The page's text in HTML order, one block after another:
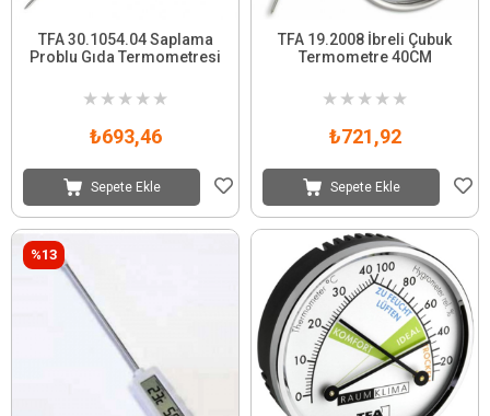
TFA 30.1054.04 Saplama
Problu Gıda Termometresi
★ ★ ★ ★ ★
₺693,46
Sepete Ekle
TFA 19.2008 İbreli Çubuk
Termometre 40CM
★ ★ ★ ★ ★
₺721,92
Sepete Ekle
%13